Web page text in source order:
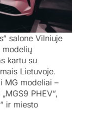
salone Vilniuje
modelių
kartu su
Lietuvoje.
MG modeliai –
PHEV“,
ir miesto